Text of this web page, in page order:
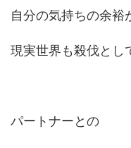
自分の気持ちの余裕
現実世界も殺伐とし
パートナーとの